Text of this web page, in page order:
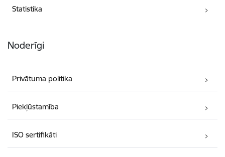
Statistika
Noderīgi
Privātuma politika
Piekļūstamība
ISO sertifikāti